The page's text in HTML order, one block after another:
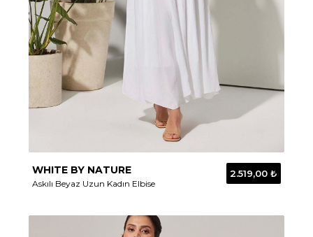
WHITE BY NATURE
Askılı Beyaz Uzun Kadın Elbise
2.519,00 ₺